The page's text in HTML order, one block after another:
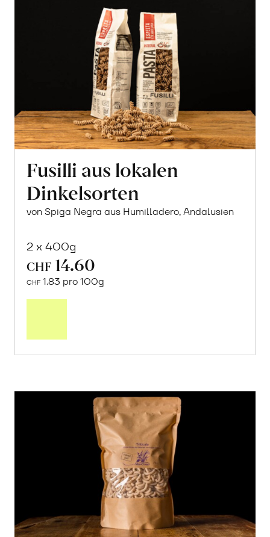
Fusilli aus lokalen
Dinkelsorten
von Spiga Negra aus Humilladero, Andalusien
2 x 400g
CHF 14.60
CHF 1.83 pro 100g